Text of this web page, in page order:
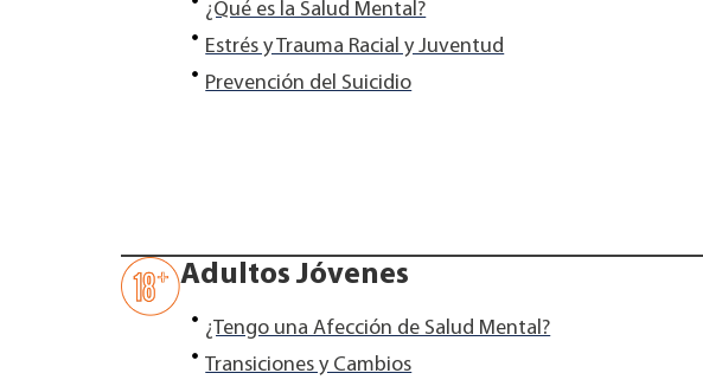
¿Qué es la Salud Mental?
Estrés y Trauma Racial y Juventud
Prevención del Suicidio
Adultos Jóvenes
¿Tengo una Afección de Salud Mental?
Transiciones y Cambios